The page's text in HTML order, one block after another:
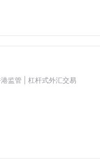
监管 | 杠杆式外汇交易